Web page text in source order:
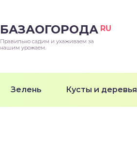
БАЗАОГОРОДА RU
Правильно садим и ухаживаем за
нашим урожаем.
Зелень Кусты и деревья